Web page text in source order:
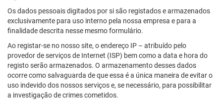
Os dados pessoais digitados por si são registados e armazenados
exclusivamente para uso interno pela nossa empresa e para a
finalidade descrita nesse mesmo formulário.
Ao registar-se no nosso site, o endereço IP – atribuído pelo
provedor de serviços de Internet (ISP) bem como a data e hora do
registo serão armazenados. O armazenamento desses dados
ocorre como salvaguarda de que essa é a única maneira de evitar o
uso indevido dos nossos serviços e, se necessário, para possibilitar
a investigação de crimes cometidos.